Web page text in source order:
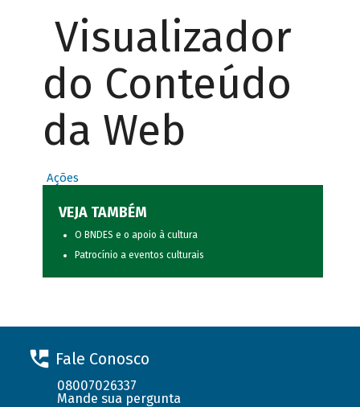
Visualizador
do Conteúdo
da Web
Ações
VEJA TAMBÉM
O BNDES e o apoio à cultura
Patrocínio a eventos culturais
Fale Conosco
08007026337
Mande sua pergunta